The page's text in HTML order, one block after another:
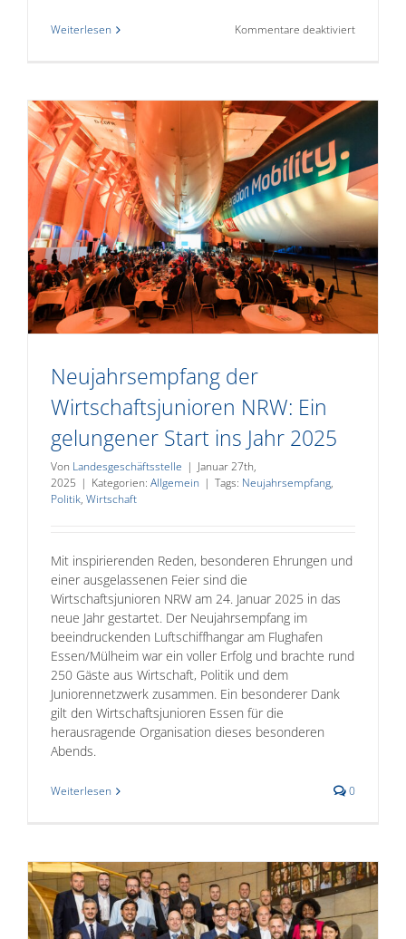
Weiterlesen Kommentare deaktiviertfür
Neujahrsempfang der
Wirtschaftsjunioren NRW: Ein
gelungener Start ins Jahr 2025
Von Landesgeschäftsstelle | Januar 27th,
2025 | Kategorien: Allgemein | Tags: Neujahrsempfang,
Politik, Wirtschaft
Mit inspirierenden Reden, besonderen Ehrungen und
einer ausgelassenen Feier sind die
Wirtschaftsjunioren NRW am 24. Januar 2025 in das
neue Jahr gestartet. Der Neujahrsempfang im
beeindruckenden Luftschiffhangar am Flughafen
Essen/Mülheim war ein voller Erfolg und brachte rund
250 Gäste aus Wirtschaft, Politik und dem
Juniorennetzwerk zusammen. Ein besonderer Dank
gilt den Wirtschaftsjunioren Essen für die
herausragende Organisation dieses besonderen
Abends.
Weiterlesen 0